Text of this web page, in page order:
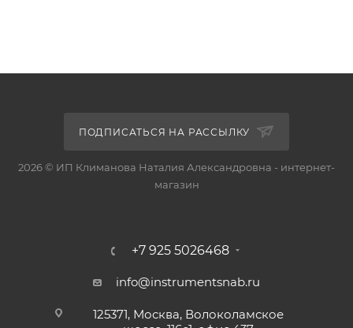
ПОДПИСАТЬСЯ НА РАССЫЛКУ
2026 © ИП Климанова Наталия Александровна - интернет-
магазин
+7 925 5026468
info@instrumentsnab.ru
125371, Москва, Волоколамское